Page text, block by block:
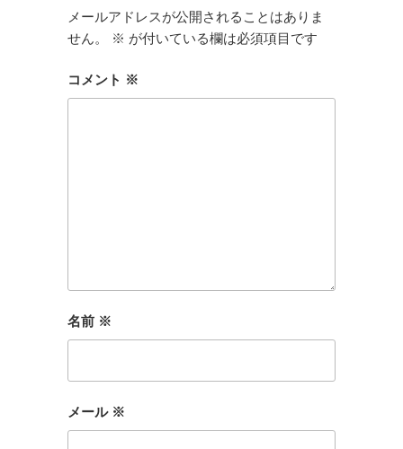
メールアドレスが公開されることはありま
せん。
※ が付いている欄は必須項目です
コメント ※
名前 ※
メール ※